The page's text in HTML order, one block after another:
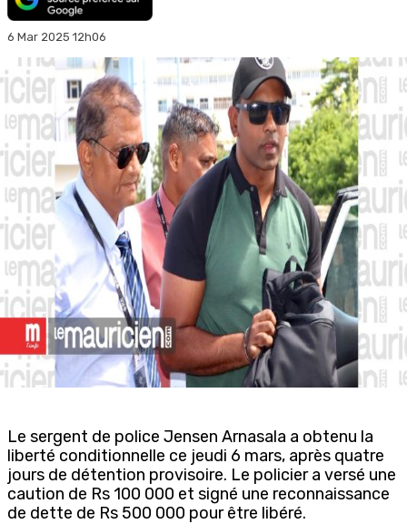
6 Mar 2025 12h06
Le sergent de police Jensen Arnasala a obtenu la
liberté conditionnelle ce jeudi 6 mars, après quatre
jours de détention provisoire. Le policier a versé une
caution de Rs 100 000 et signé une reconnaissance
de dette de Rs 500 000 pour être libéré.